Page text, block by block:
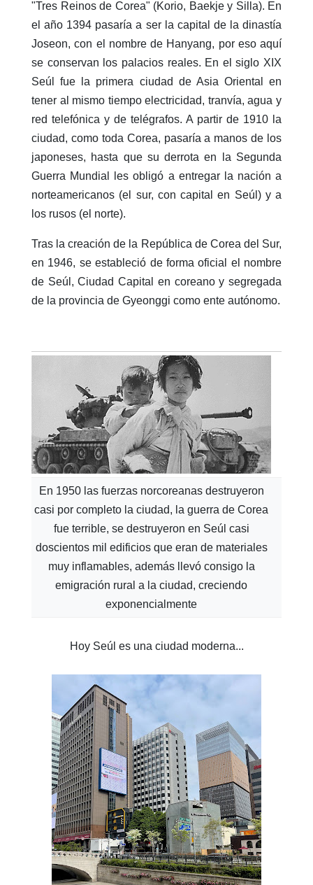
"Tres Reinos de Corea" (Korio, Baekje y Silla). En
el año 1394 pasaría a ser la capital de la dinastía
Joseon, con el nombre de Hanyang, por eso aquí
se conservan los palacios reales. En el siglo XIX
Seúl fue la primera ciudad de Asia Oriental en
tener al mismo tiempo electricidad, tranvía, agua y
red telefónica y de telégrafos. A partir de 1910 la
ciudad, como toda Corea, pasaría a manos de los
japoneses, hasta que su derrota en la Segunda
Guerra Mundial les obligó a entregar la nación a
norteamericanos (el sur, con capital en Seúl) y a
los rusos (el norte).
Tras la creación de la República de Corea del Sur,
en 1946, se estableció de forma oficial el nombre
de Seúl, Ciudad Capital en coreano y segregada
de la provincia de Gyeonggi como ente autónomo.
En 1950 las fuerzas norcoreanas destruyeron
casi por completo la ciudad, la guerra de Corea
fue terrible, se destruyeron en Seúl casi
doscientos mil edificios que eran de materiales
muy inflamables, además llevó consigo la
emigración rural a la ciudad, creciendo
exponencialmente
Hoy Seúl es una ciudad moderna...